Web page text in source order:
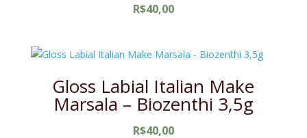
R$40,00
Gloss Labial Italian Make
Marsala – Biozenthi 3,5g
R$40,00